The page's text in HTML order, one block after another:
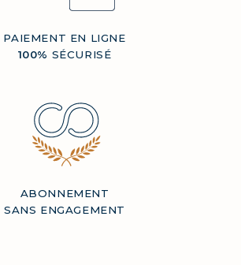
PAIEMENT EN LIGNE
100% SÉCURISÉ
ABONNEMENT
SANS ENGAGEMENT